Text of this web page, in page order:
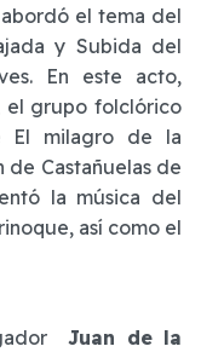
el tema del
y Subida del
En este acto,
el grupo folclórico
El milagro de la
Castañuelas de
la música del
así como el
Juan de la